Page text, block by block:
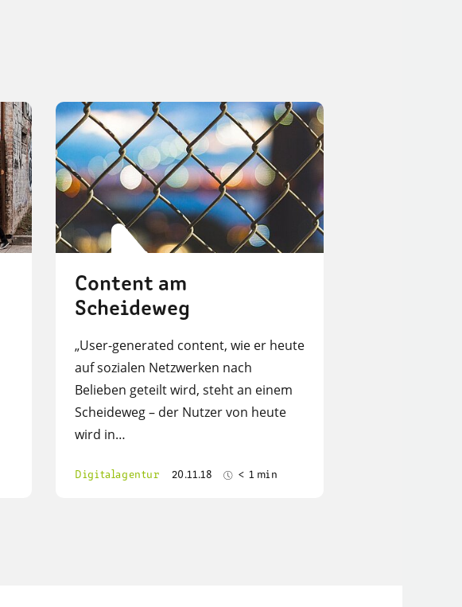
Content am
Scheideweg
„User-generated content, wie er heute
auf sozialen Netzwerken nach
Belieben geteilt wird, steht an einem
Scheideweg – der Nutzer von heute
wird in…
Digitalagentur 20.11.18 < 1 min